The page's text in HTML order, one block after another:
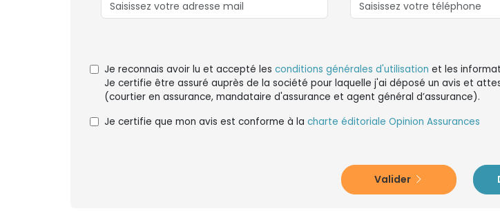
Je reconnais avoir lu et accepté les conditions générales d'utilisation et les
Je certifie être assuré auprès de la société pour laquelle j'ai déposé un avis et
(courtier en assurance, mandataire d'assurance et agent général d’assurance).
Je certifie que mon avis est conforme à la charte éditoriale Opinion Assurances
Valider